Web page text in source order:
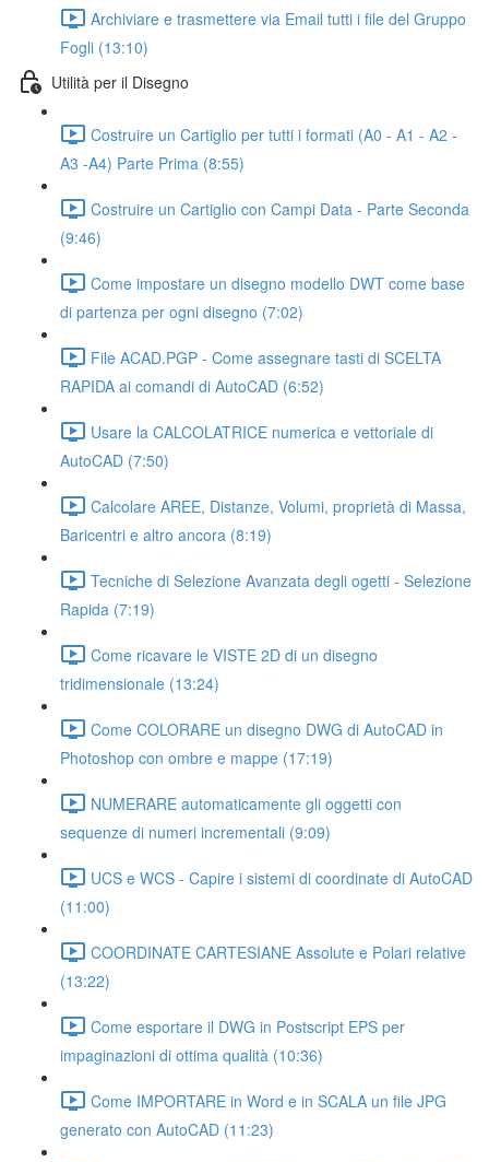
Archiviare e trasmettere via Email tutti i file del Gruppo
Fogli (13:10)
Utilità per il Disegno
Costruire un Cartiglio per tutti i formati (A0 - A1 - A2 -
A3 -A4) Parte Prima (8:55)
Costruire un Cartiglio con Campi Data - Parte Seconda
(9:46)
Come impostare un disegno modello DWT come base
di partenza per ogni disegno (7:02)
File ACAD.PGP - Come assegnare tasti di SCELTA
RAPIDA ai comandi di AutoCAD (6:52)
Usare la CALCOLATRICE numerica e vettoriale di
AutoCAD (7:50)
Calcolare AREE, Distanze, Volumi, proprietà di Massa,
Baricentri e altro ancora (8:19)
Tecniche di Selezione Avanzata degli ogetti - Selezione
Rapida (7:19)
Come ricavare le VISTE 2D di un disegno
tridimensionale (13:24)
Come COLORARE un disegno DWG di AutoCAD in
Photoshop con ombre e mappe (17:19)
NUMERARE automaticamente gli oggetti con
sequenze di numeri incrementali (9:09)
UCS e WCS - Capire i sistemi di coordinate di AutoCAD
(11:00)
COORDINATE CARTESIANE Assolute e Polari relative
(13:22)
Come esportare il DWG in Postscript EPS per
impaginazioni di ottima qualità (10:36)
Come IMPORTARE in Word e in SCALA un file JPG
generato con AutoCAD (11:23)